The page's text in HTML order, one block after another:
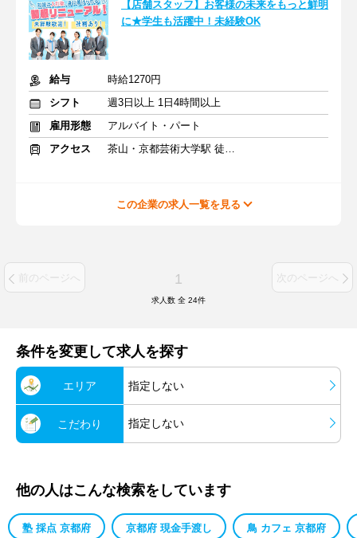
【店舗スタッフ】お客様の未来をもっと鮮明
に★学生も活躍中！未経験OK
給与
時給1270円
シフト
週3日以上 1日4時間以上
雇用形態
アルバイト・パート
アクセス
茶山・京都芸術大学駅 徒歩11分
この企業の求人一覧を見る
前のページへ 1 次のページへ
求人数 全 24件
条件を変更して求人を探す
エリア 指定しない
こだわり 指定しない
他の人はこんな検索をしています
塾 採点 京都府 京都府 現金手渡し 鳥 カフェ 京都府